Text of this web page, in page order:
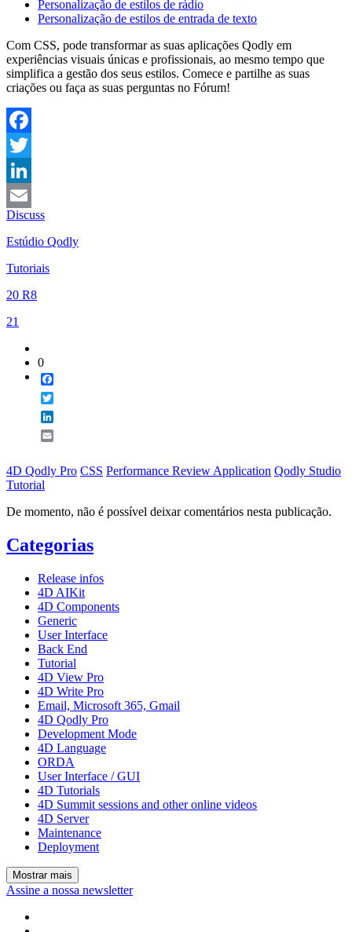
Personalização de estilos de rádio
Personalização de estilos de entrada de texto
Com CSS, pode transformar as suas aplicações Qodly em
experiências visuais únicas e profissionais, ao mesmo tempo que
simplifica a gestão dos seus estilos. Comece e partilhe as suas
criações ou faça as suas perguntas no Fórum!
Facebook
Twitter
LinkedIn
Email
Discuss
Estúdio Qodly
Tutoriais
20 R8
21
0
4D Qodly Pro CSS Performance Review Application Qodly Studio
Tutorial
De momento, não é possível deixar comentários nesta publicação.
Categorias
Release infos
4D AIKit
4D Components
Generic
User Interface
Back End
Tutorial
4D View Pro
4D Write Pro
Email, Microsoft 365, Gmail
4D Qodly Pro
Development Mode
4D Language
ORDA
User Interface / GUI
4D Tutorials
4D Summit sessions and other online videos
4D Server
Maintenance
Deployment
Mostrar mais
Assine a nossa newsletter